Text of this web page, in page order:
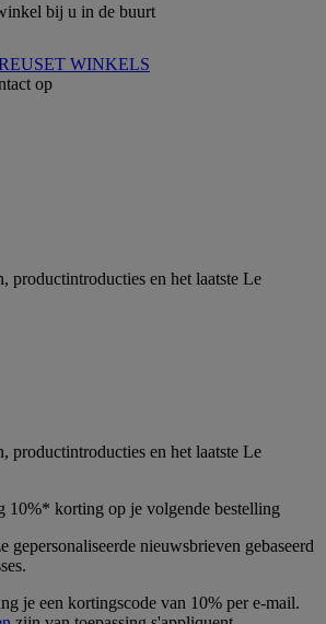
bij u in de buurt
WINKELS
op
productintroducties en het laatste Le
productintroducties en het laatste Le
10%* korting op je volgende bestelling
gepersonaliseerde nieuwsbrieven gebaseerd
je een kortingscode van 10% per e-mail.